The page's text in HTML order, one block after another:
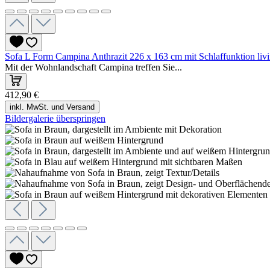
Sofa L Form Campina Anthrazit 226 x 163 cm mit Schlaffunktion
Mit der Wohnlandschaft Campina treffen Sie...
412,90 €
inkl. MwSt. und Versand
Bildergalerie überspringen